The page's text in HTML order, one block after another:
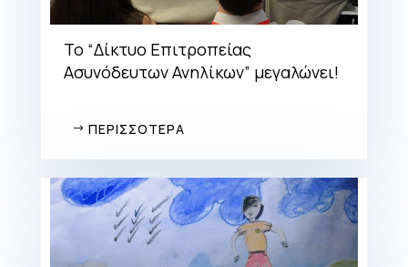
Το “Δίκτυο Επιτροπείας
Ασυνόδευτων Ανηλίκων” μεγαλώνει!
ΠΕΡΙΣΣΟΤΕΡΑ